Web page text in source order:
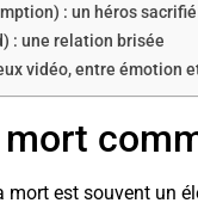
: un héros sacrifié
: une relation brisée
vidéo, entre émotion
mort est souvent un